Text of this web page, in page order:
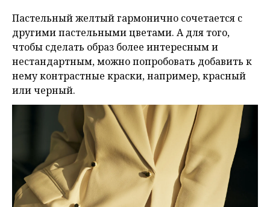
Пастельный желтый гармонично сочетается с
другими пастельными цветами. А для того,
чтобы сделать образ более интересным и
нестандартным, можно попробовать добавить к
нему контрастные краски, например, красный
или черный.